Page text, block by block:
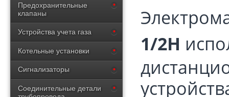
Предохранительные
клапаны
Устройства учета газа
Котельные установки
Сигнализаторы
Соединительные детали
1/2Н